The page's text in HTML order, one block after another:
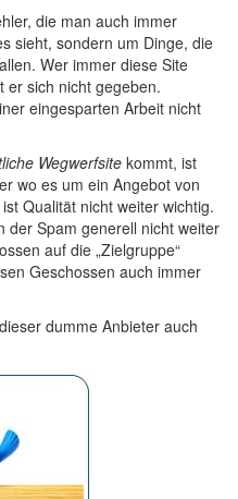
die man auch immer
sieht, sondern um Dinge, die
Wer immer diese Site
er sich nicht gegeben.
eingesparten Arbeit nicht
Wegwerfsitekommt, ist
wo es um ein Angebot von
Qualität nicht weiter wichtig.
der Spam generell nicht weiter
auf die „Zielgruppe“
Geschossen auch immer
dumme Anbieter auch